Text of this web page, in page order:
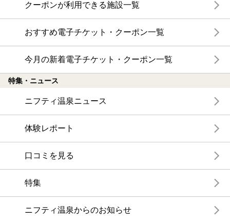
クーポンが利用できる施設一覧
おすすめ電子チケット・クーポン一覧
今月の新着電子チケット・クーポン一覧
特集・ニュース
ニフティ温泉ニュース
体験レポート
口コミを見る
特集
ニフティ温泉からのお知らせ